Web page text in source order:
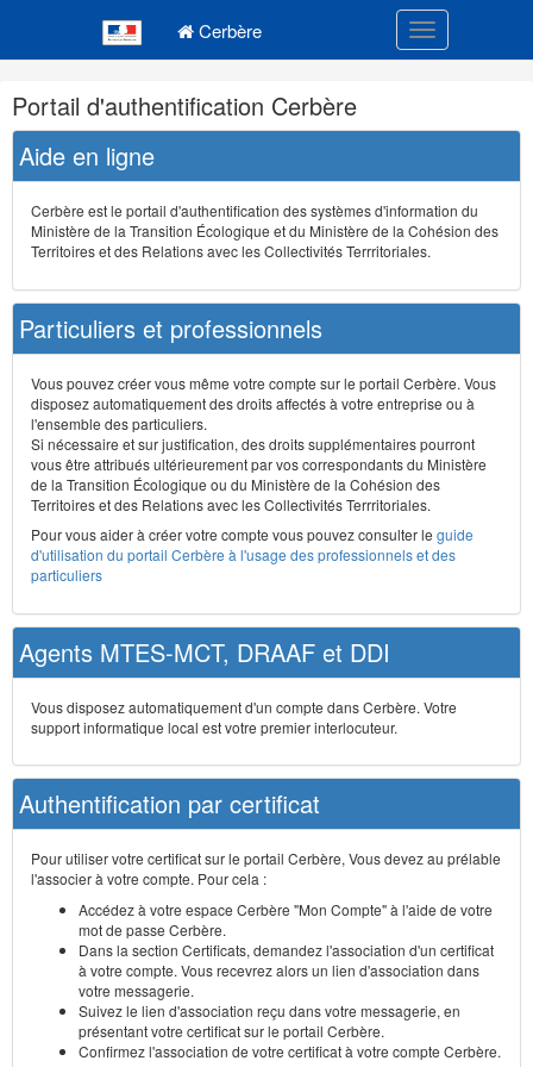
Cerbère Toggle
Navigation
et
outils
annexes
Portail d'authentification Cerbère
Aide en ligne
Cerbère est le portail d'authentification des systèmes d'information du
Ministère de la Transition Écologique et du Ministère de la Cohésion des
Territoires et des Relations avec les Collectivités Terrritoriales.
Particuliers et professionnels
Vous pouvez créer vous même votre compte sur le portail Cerbère. Vous
disposez automatiquement des droits affectés à votre entreprise ou à
l'ensemble des particuliers.
Si nécessaire et sur justification, des droits supplémentaires pourront
vous être attribués ultérieurement par vos correspondants du Ministère
de la Transition Écologique ou du Ministère de la Cohésion des
Territoires et des Relations avec les Collectivités Terrritoriales.
Pour vous aider à créer votre compte vous pouvez consulter le guide
d'utilisation du portail Cerbère à l'usage des professionnels et des
particuliers
Agents MTES-MCT, DRAAF et DDI
Vous disposez automatiquement d'un compte dans Cerbère. Votre
support informatique local est votre premier interlocuteur.
Authentification par certificat
Pour utiliser votre certificat sur le portail Cerbère, Vous devez au prélable
l'associer à votre compte. Pour cela :
Accédez à votre espace Cerbère "Mon Compte" à l'aide de votre
mot de passe Cerbère.
Dans la section Certificats, demandez l'association d'un certificat
à votre compte. Vous recevrez alors un lien d'association dans
votre messagerie.
Suivez le lien d'association reçu dans votre messagerie, en
présentant votre certificat sur le portail Cerbère.
Confirmez l'association de votre certificat à votre compte Cerbère.